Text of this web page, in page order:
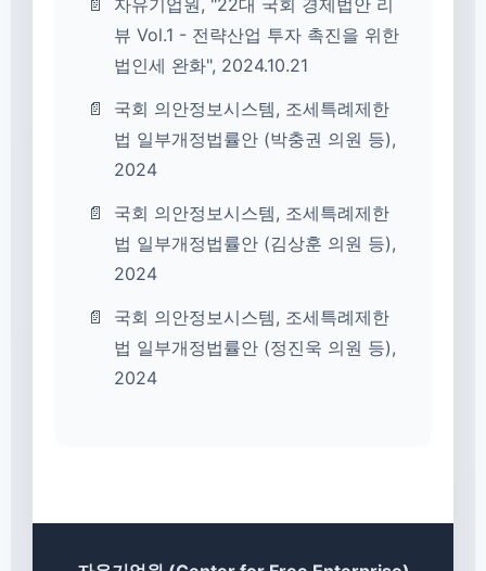
자유기업원, "22대 국회 경제법안 리
뷰 Vol.1 - 전략산업 투자 촉진을 위한
법인세 완화", 2024.10.21
국회 의안정보시스템, 조세특례제한
법 일부개정법률안 (박충권 의원 등),
2024
국회 의안정보시스템, 조세특례제한
법 일부개정법률안 (김상훈 의원 등),
2024
국회 의안정보시스템, 조세특례제한
법 일부개정법률안 (정진욱 의원 등),
2024